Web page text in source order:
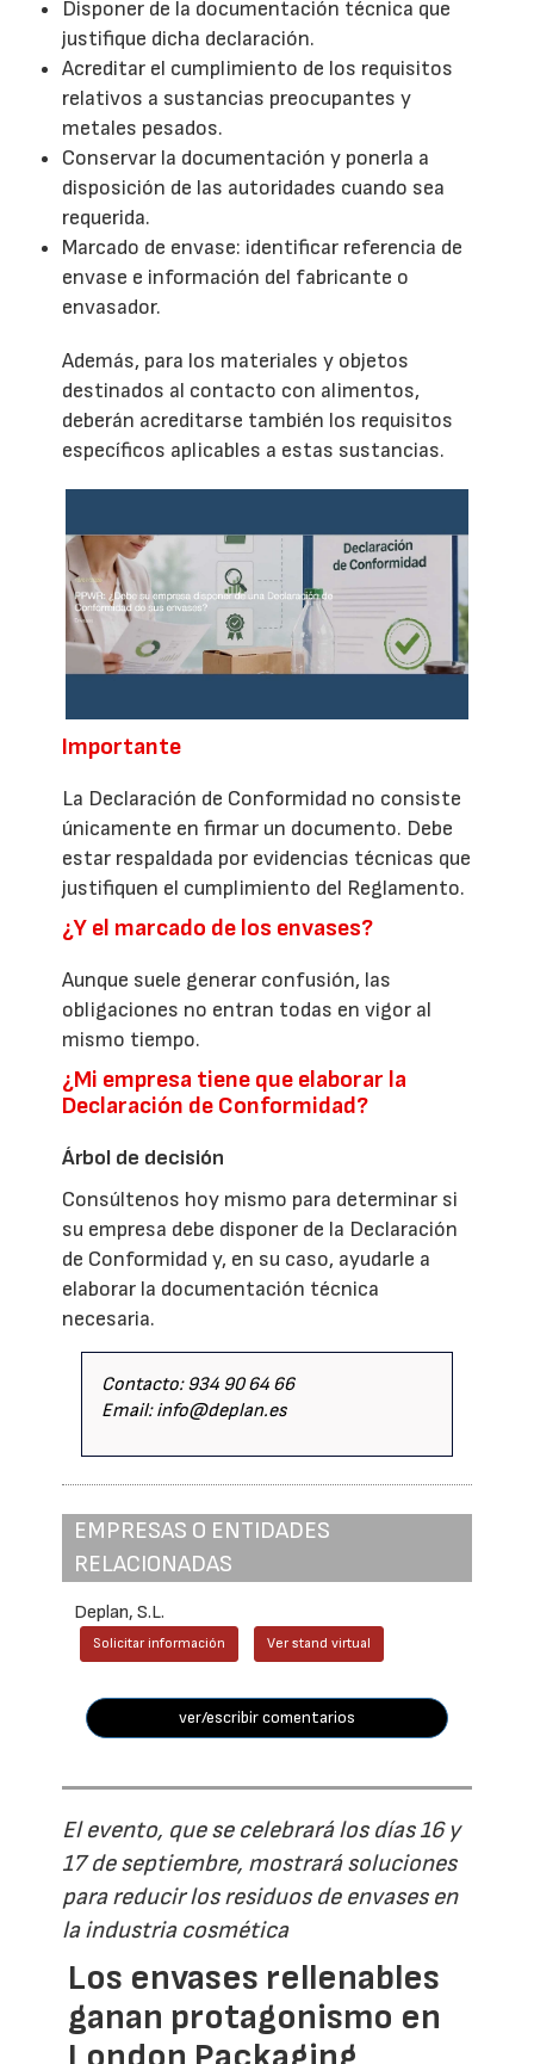
Disponer de la documentación técnica que
justifique dicha declaración.
Acreditar el cumplimiento de los requisitos
relativos a sustancias preocupantes y
metales pesados.
Conservar la documentación y ponerla a
disposición de las autoridades cuando sea
requerida.
Marcado de envase: identificar referencia de
envase e información del fabricante o
envasador.
Además, para los materiales y objetos
destinados al contacto con alimentos,
deberán acreditarse también los requisitos
específicos aplicables a estas sustancias.
Importante
La Declaración de Conformidad no consiste
únicamente en firmar un documento. Debe
estar respaldada por evidencias técnicas que
justifiquen el cumplimiento del Reglamento.
¿Y el marcado de los envases?
Aunque suele generar confusión, las
obligaciones no entran todas en vigor al
mismo tiempo.
¿Mi empresa tiene que elaborar la
Declaración de Conformidad?
Árbol de decisión
Consúltenos hoy mismo para determinar si
su empresa debe disponer de la Declaración
de Conformidad y, en su caso, ayudarle a
elaborar la documentación técnica
necesaria.
Contacto: 934 90 64 66
Email: info@deplan.es
EMPRESAS O ENTIDADES
RELACIONADAS
Deplan, S.L.
Solicitar información Ver stand virtual
ver/escribir comentarios
El evento, que se celebrará los días 16 y
17 de septiembre, mostrará soluciones
para reducir los residuos de envases en
la industria cosmética
Los envases rellenables
ganan protagonismo en